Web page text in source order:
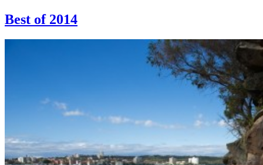
Best of 2014